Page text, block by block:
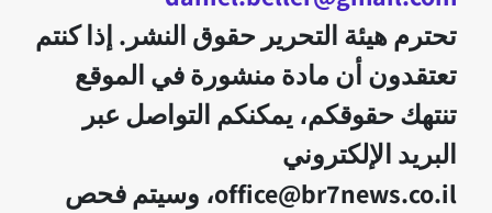
تحترم هيئة التحرير حقوق النشر. إذا كنتم
تعتقدون أن مادة منشورة في الموقع
تنتهك حقوقكم، يمكنكم التواصل عبر
البريد الإلكتروني
office@br7news.co.il، وسيتم فحص